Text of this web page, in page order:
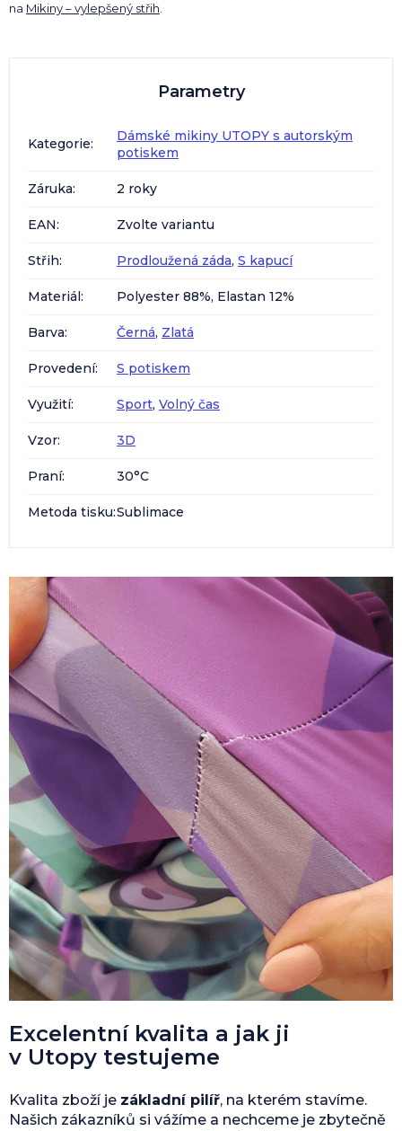
na Mikiny – vylepšený střih
Parametry
Kategorie:
Dámské mikiny UTOPY s autorským
potiskem
Záruka: 2 roky
EAN: Zvolte variantu
Střih: Prodloužená záda, S kapucí
Materiál: Polyester 88%, Elastan 12%
Barva: Černá, Zlatá
Provedení: S potiskem
Využití: Sport, Volný čas
Vzor: 3D
Praní: 30°C
Metoda tisku:Sublimace
Excelentní kvalita a jak ji
v Utopy testujeme
Kvalita zboží je základní pilíř, na kterém stavíme.
Našich zákazníků si vážíme a nechceme je zbytečně